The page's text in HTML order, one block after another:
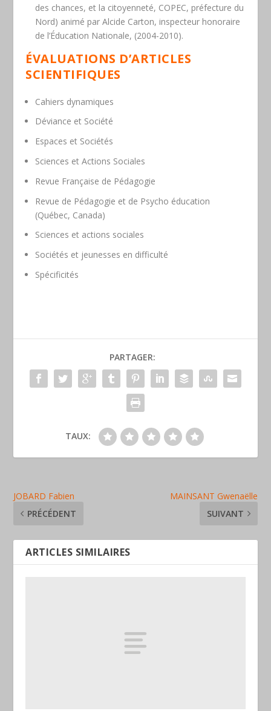
des chances, et la citoyenneté, COPEC, préfecture du
Nord) animé par Alcide Carton, inspecteur honoraire
de l’Éducation Nationale, (2004-2010).
ÉVALUATIONS D’ARTICLES
SCIENTIFIQUES
Cahiers dynamiques
Déviance et Société
Espaces et Sociétés
Sciences et Actions Sociales
Revue Française de Pédagogie
Revue de Pédagogie et de Psycho éducation
(Québec, Canada)
Sciences et actions sociales
Sociétés et jeunesses en difficulté
Spécificités
PARTAGER:
TAUX:
JOBARD Fabien
PRÉCÉDENT
MAINSANT Gwenaëlle
SUIVANT
ARTICLES SIMILAIRES